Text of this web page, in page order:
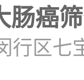
肠癌
行区七